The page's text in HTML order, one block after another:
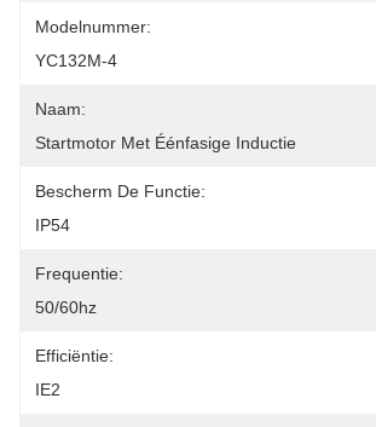
Modelnummer:
YC132M-4
Naam:
Startmotor Met Éénfasige Inductie
Bescherm De Functie:
IP54
Frequentie:
50/60hz
Efficiëntie:
IE2